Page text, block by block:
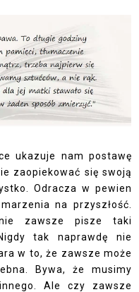
ukazuje nam postawę
zaopiekować się swoją
Odracza w pewien
na przyszłość.
zawsze pisze taki
tak naprawdę nie
w to, że zawsze może
Bywa, że musimy
Ale czy zawsze